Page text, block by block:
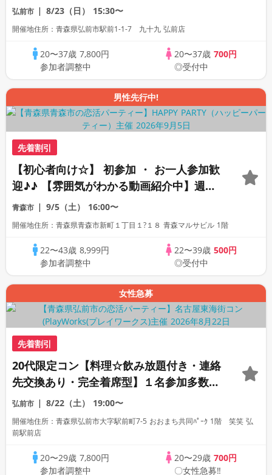
加多数・初参加も大歓迎☆
弘前市 8/23（日） 15:30〜
開催地住所：青森県弘前市駅前1-1-7 九十九 弘前店
20〜37歳 7,800円
参加者調整中
20〜37歳 700円
◎受付中
男性先行中!
先着割引
【初心者向け☆】 初参加 ・ お一人参加歓
迎♪♪ 【雰囲気がわかる動画紹介中】週末
プレミアム街コン
青森市 9/5（土） 16:00〜
開催地住所：青森県青森市新町１丁目１?１８ 青森マルサビル 1階
22〜43歳 8,999円
参加者調整中
22〜39歳 500円
◎受付中
女性急募
先着割引
20代限定コン【料理☆飲み放題付き・連絡
先交換あり・完全着席型】１名参加多数・
初参加も大歓迎☆プレイワークス主催☆
弘前市 8/22（土） 19:00〜
開催地住所：青森県弘前市大字駅前町7-5 おおまち共同ﾊﾟｰｸ 1階 笑笑 弘
前駅前店
20〜29歳 7,800円
参加者調整中
20〜29歳 700円
〇女性急募‼